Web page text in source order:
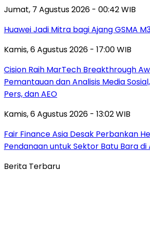
Jumat, 7 Agustus 2026 - 00:42 WIB
Huawei Jadi Mitra bagi Ajang GSMA
Kamis, 6 Agustus 2026 - 17:00 WIB
Cision Raih MarTech Breakthrough
Pemantauan dan Analisis Media
Pers, dan AEO
Kamis, 6 Agustus 2026 - 13:02 WIB
Fair Finance Asia Desak Perbankan
Pendanaan untuk Sektor Batu Bara di
Berita Terbaru